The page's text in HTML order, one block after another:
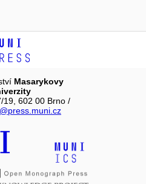
Masarykovy
19, 602 00 Brno /